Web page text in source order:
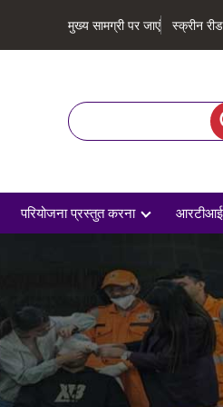
मुख्य सामग्री पर जाएं स्क्रीन
खोज
परियोजना प्रस्तुत करना आरटीआई